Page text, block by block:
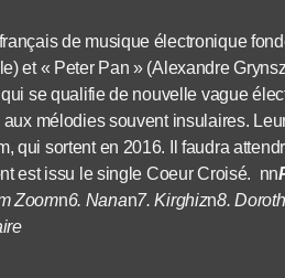
de musique électronique
et « Peter Pan » (Alexandre
se qualifie de nouvelle vague
aux mélodies souvent insulaires.
qui sortent en 2016. Il faudra
est issu le single Coeur Croisé. nn
Zoomn6. Nanan7. Kirghizn8.